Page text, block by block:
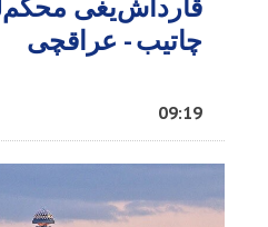
قارداش‌یغی
چاتیب - عراقچی
09:19